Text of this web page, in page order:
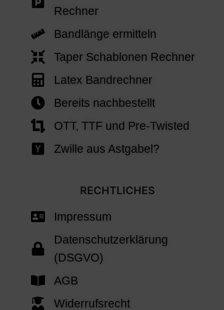
Rechner
Bandlänge ermitteln
Taper Schablonen Rechner
Latex Bandrechner
Bereits nachbestellt
OTT, TTF und Pre-Twisted
Zwille aus Astgabel?
RECHTLICHES
Impressum
Datenschutzerklärung
(DSGVO)
AGB
Widerrufsrecht